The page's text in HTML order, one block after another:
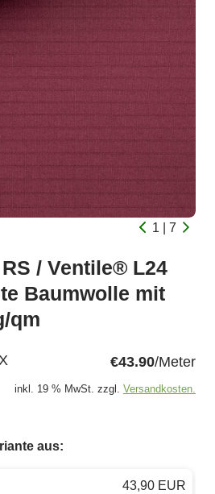
1 | 7
/ Ventile® L24
Baumwolle mit
qm
€43.90/Meter
inkl. 19 % MwSt. zzgl. Versandkosten.
aus:
43,90 EUR